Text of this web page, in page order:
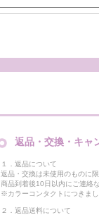
返品・交換・キャ
１．返品について
返品・交換は未使用のものに限
商品到着後10日以内にご連絡
※カラーコンタクトにつきま
２．返品送料について